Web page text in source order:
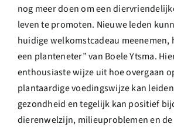
nog meer doen om een
leven te promoten. Nieuwe leden
huidige welkomstcadeau meenemen,
een planteneter” van Boele Ytsma.
enthousiaste wijze uit hoe overgaan
plantaardige voedingswijze kan
gezondheid en tegelijk kan positief
dierenwelzijn, milieuproblemen en de